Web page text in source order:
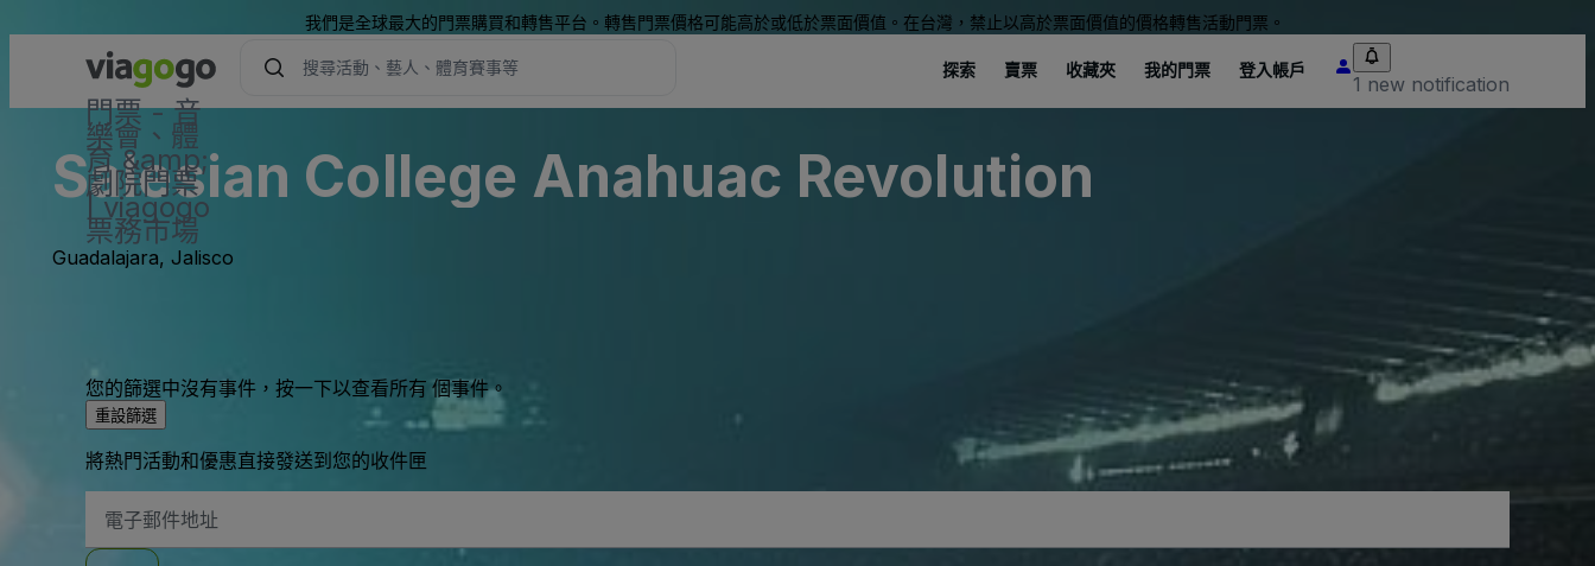
我們是全球最大的門票購買和轉售平台。轉售門票價格可能高於或低於票面價值。在台灣，禁止以高於票面價值的價格轉售活動門票。
門票 - 音
樂會、體
育 &amp;
劇院門票
| viagogo
票務市場
探索 賣票 收藏夾 我的門票 登入帳戶
1 new notification
Salesian College Anahuac Revolution
Guadalajara, Jalisco
您的篩選中沒有事件，按一下以查看所有 個事件。
重設篩選
將熱門活動和優惠直接發送到您的收件匣
子